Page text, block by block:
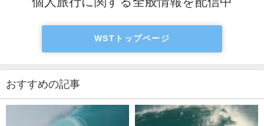
WSTトップページ
おすすめの記事